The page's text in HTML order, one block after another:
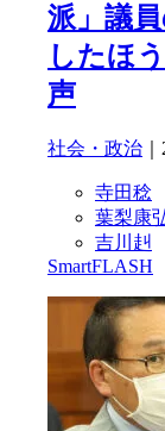
派」議
したほ
声
社会・政治
寺田稔
葉梨康
吉川赳
SmartFLASH